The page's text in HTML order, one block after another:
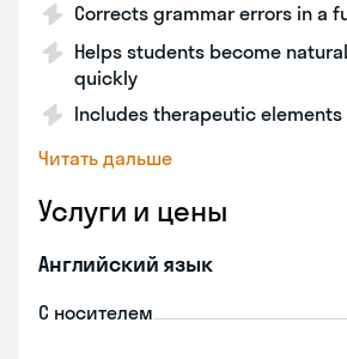
Corrects grammar errors in a
Helps students become
quickly
Includes therapeutic elements
Читать дальше
Услуги и цены
Английский язык
С носителем